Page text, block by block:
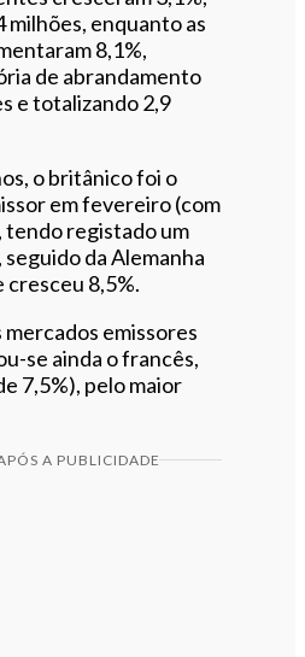
enquanto as
8,1%,
de abrandamento
e totalizando 2,9
o britânico foi o
em fevereiro (com
tendo registado um
da Alemanha
cresceu 8,5%.
emissores
se ainda o francês,
7,5%), pelo maior
A PUBLICIDADE